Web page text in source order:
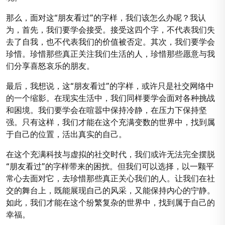
那么，面对这“朋友看过”的字样，我们该怎么办呢？我认
为，首先，我们要学会接受。接受这四个字，不代表我们失
去了自我，也不代表我们的价值被否定。其次，我们要学会
珍惜。珍惜那些真正关注我们生活的人，珍惜那些愿意与我
们分享喜怒哀乐的朋友。
最后，我想说，这“朋友看过”的字样，或许只是社交网络中
的一个缩影。在现实生活中，我们同样要学会面对各种挑战
和困境。我们要学会在喧嚣中保持冷静，在压力下保持坚
强。只有这样，我们才能在这个充满变数的世界中，找到属
于自己的位置，活出真实的自己。
在这个充满科技与虚拟的社交时代，我们或许无法完全摆脱
“朋友看过”的字样带来的困扰。但我们可以选择，以一颗平
常心去面对它，去珍惜那些真正关心我们的人。让我们在社
交的舞台上，既能展现自己的风采，又能保持内心的宁静。
如此，我们才能在这个纷繁复杂的世界中，找到属于自己的
幸福。